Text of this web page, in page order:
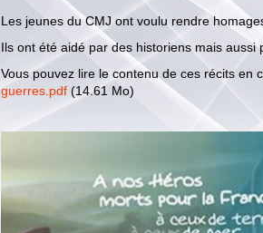
Les jeunes du CMJ ont voulu rendre
Ils ont été aidé par des historiens mais aussi
Vous pouvez lire le contenu de ces récits en
guerres.pdf (14.61 Mo)